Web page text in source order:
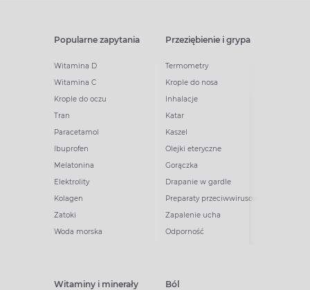
Popularne zapytania
Witamina D
Witamina C
Krople do oczu
Tran
Paracetamol
Ibuprofen
Melatonina
Elektrolity
Kolagen
Zatoki
Woda morska
Przeziębienie i grypa
Termometry
Krople do nosa
Inhalacje
Katar
Kaszel
Olejki eteryczne
Gorączka
Drapanie w gardle
Preparaty przeciwwirusowe
Zapalenie ucha
Odporność
Witaminy i minerały Ból